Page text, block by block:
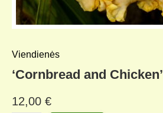
Viendienės
‘Cornbread and Chicken’
12,00 €